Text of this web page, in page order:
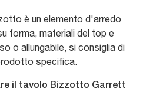
è un elemento d'arredo
forma, materiali del top e
o allungabile, si consiglia di
specifica.
il tavolo Bizzotto Garrett